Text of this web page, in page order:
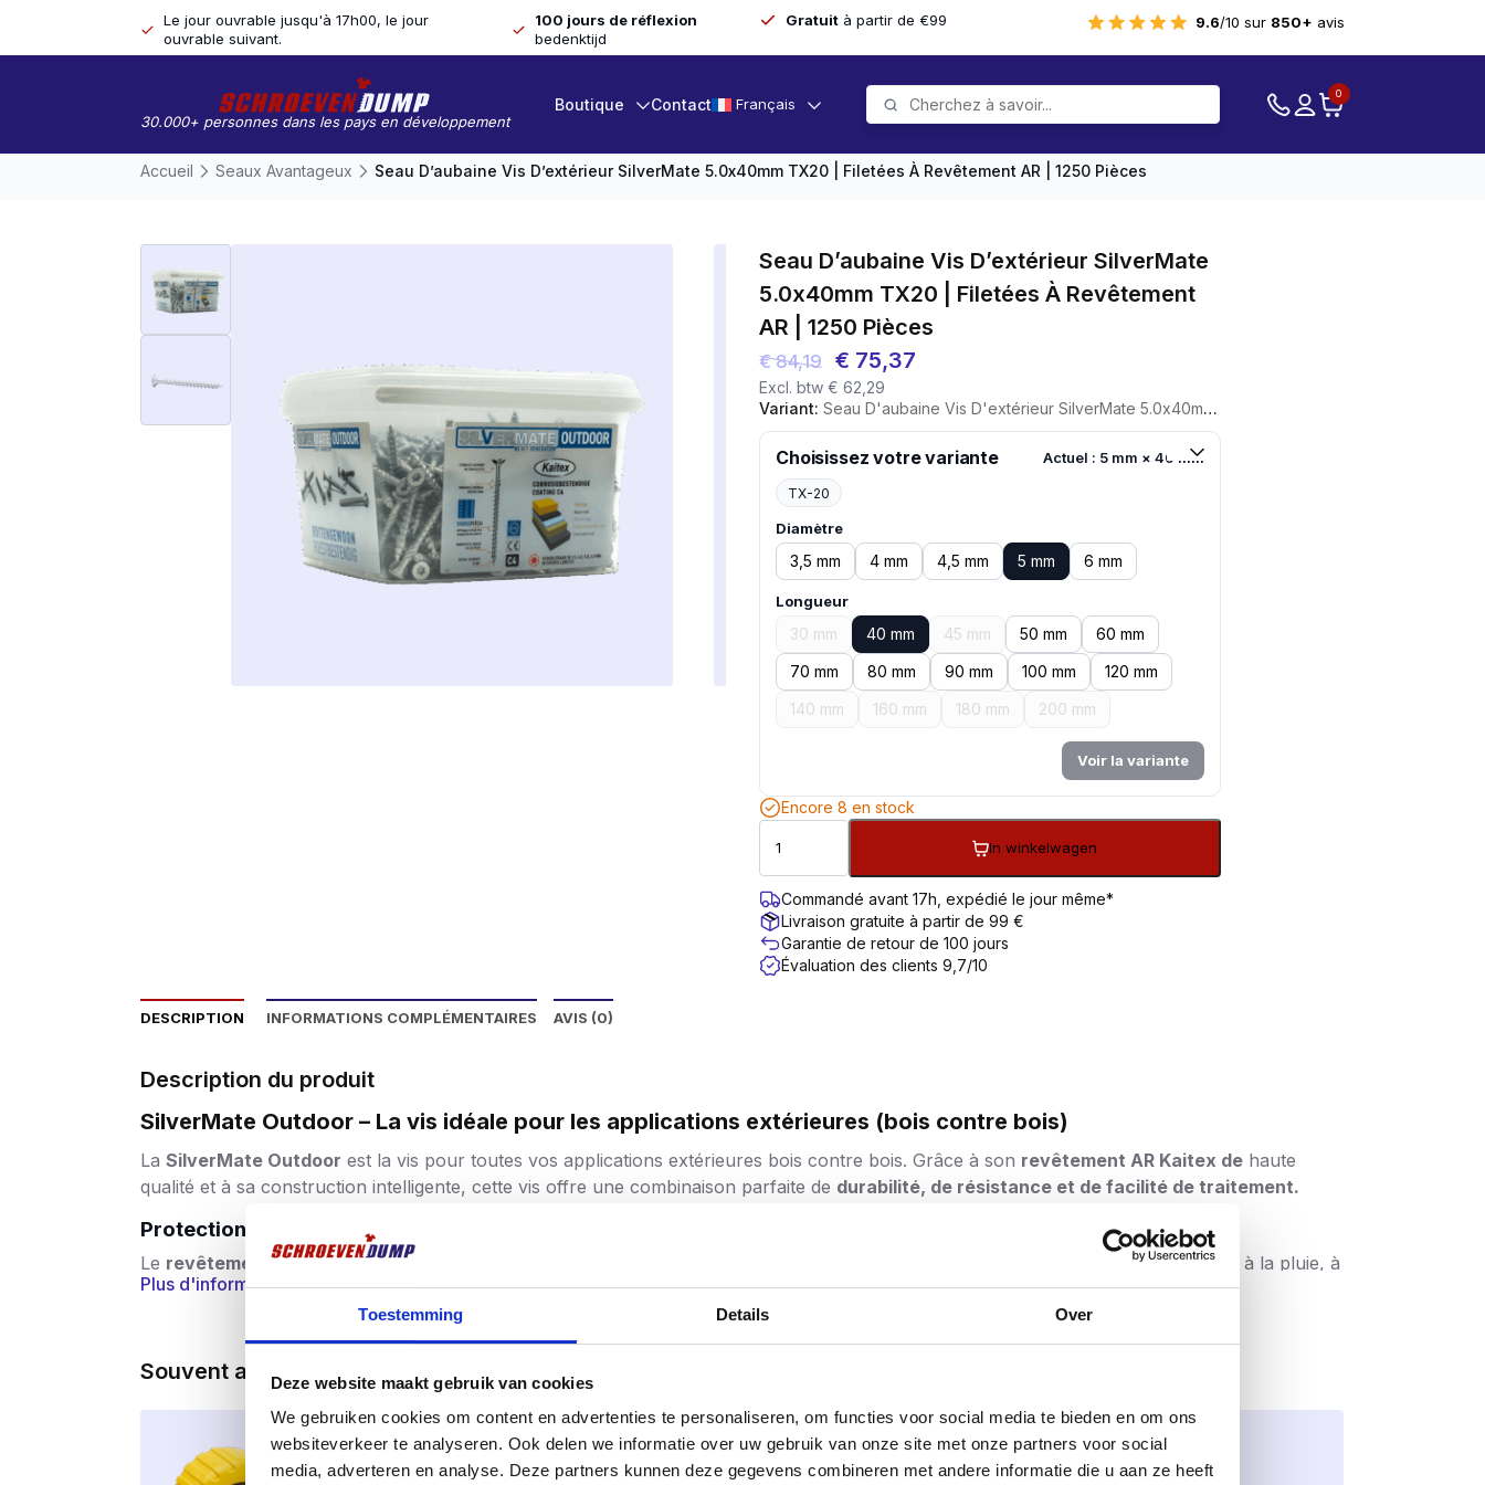
Toestemming Details Over
Deze website maakt gebruik van cookies
We gebruiken cookies om content en advertenties te personaliseren, om functies voor social media te bieden en om ons
websiteverkeer te analyseren. Ook delen we informatie over uw gebruik van onze site met onze partners voor social
media, adverteren en analyse. Deze partners kunnen deze gegevens combineren met andere informatie die u aan ze heeft
Le jour ouvrable jusqu'à 17h00, le jour
ouvrable suivant.
100 jours de réflexion
bedenktijd
Gratuità partir de €99 9.6/10 sur 850+ avis
30.000+ personnes dans les pays en développement
Boutique Contact Français
0
Accueil Seaux Avantageux Seau D’aubaine Vis D’extérieur SilverMate 5.0x40mm TX20 | Filetées À Revêtement AR | 1250 Pièces
Seau D’aubaine Vis D’extérieur SilverMate
5.0x40mm TX20 | Filetées À Revêtement
AR | 1250 Pièces
€84,19
Le
prix
initial
était :
€ 84,19.
€ 75,37Le
actuel
est :
Excl. btw € 62,29
Variant: Seau D'aubaine Vis D'extérieur SilverMate 5.0x40mm TX20 | Filetées À Revêtement AR | 1250 Pièces
Choisissez votre variante Actuel : 5 mm × 40 mm
TX-20
Diamètre
3,5 mm 4 mm 4,5 mm 5 mm 6 mm
Longueur
30 mm 40 mm 45 mm 50 mm
60 mm
70 mm
80 mm 90 mm 100 mm
120 mm
140 mm
160 mm 180 mm 200 mm
Voir la variante
Encore 8 en stock
In winkelwagen
Commandé avant 17h, expédié le jour même*
Livraison gratuite à partir de 99 €
Garantie de retour de 100 jours
Évaluation des clients 9,7/10
DESCRIPTION INFORMATIONS COMPLÉMENTAIRES AVIS (0)
Description du produit
SilverMate Outdoor – La vis idéale pour les applications extérieures (bois contre bois)
La SilverMate Outdoor est la vis pour toutes vos applications extérieures bois contre bois. Grâce à son revêtement AR Kaitex dehaute
qualité et à sa construction intelligente, cette vis offre une combinaison parfaite de durabilité, de résistance et de facilité de traitement.
Protection contre le vent et les intempéries
Le revêtement spécialAR Kaitex
. La vis résiste ainsi à la pluie, à
l’humidité et au gel, ce qui est idéal pour les applications extérieures à long terme telles que les clôtures, les revêtements muraux, les pergolas,
les terrasses et les auvents. Le revêtement est également
auto-cicatrisant en cas de dommages mineurs
, ce qui garantit une durée de vie
Jusqu’à deux fois plus résistant que l’acier inoxydable
Contrairement à de nombreuses vis en acier inoxydable, les vis SilverMate Outdoor sont jusqu ‘à deux fois plus résistantes, ce qui
risque derupture lors du vissage– même dans le bois dur ou sous des charges élevées. Ils offrent donc une sécurité tant pour le
professionnel que pour le bricoleur.
Plus d'informations
Souvent achetés ensemble